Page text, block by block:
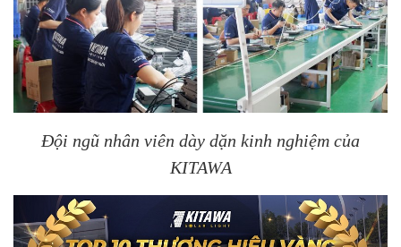
Đội ngũ nhân viên dày dặn kinh nghiệm của
KITAWA